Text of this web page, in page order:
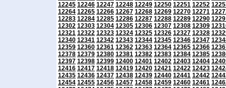
12245 12246 12247 12248 12249 12250 12251 12252
12264 12265 12266 12267 12268 12269 12270 12271
12283 12284 12285 12286 12287 12288 12289 12290
12302 12303 12304 12305 12306 12307 12308 12309
12321 12322 12323 12324 12325 12326 12327 12328
12340 12341 12342 12343 12344 12345 12346 12347
12359 12360 12361 12362 12363 12364 12365 12366
12378 12379 12380 12381 12382 12383 12384 12385
12397 12398 12399 12400 12401 12402 12403 12404
12416 12417 12418 12419 12420 12421 12422 12423
12435 12436 12437 12438 12439 12440 12441 12442
12454 12455 12456 12457 12458 12459 12460 12461